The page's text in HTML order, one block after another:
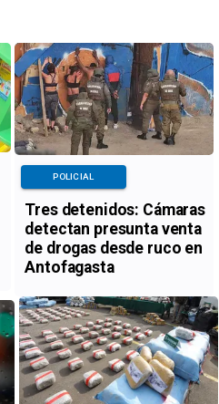
Tres detenidos: Cámaras
detectan presunta venta
de drogas desde ruco en
Antofagasta
POLICIAL